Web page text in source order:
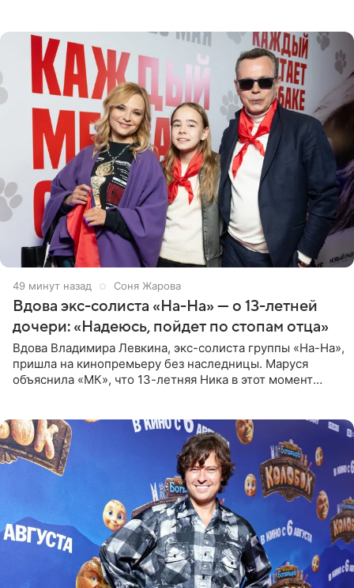
49 минут назад Соня Жарова
Вдова экс-солиста «На-На» — о 13-летней
дочери: «Надеюсь, пойдет по стопам отца»
Вдова Владимира Левкина, экс-солиста группы «На-На»,
пришла на кинопремьеру без наследницы. Маруся
объяснила «МК», что 13-летняя Ника в этот момент